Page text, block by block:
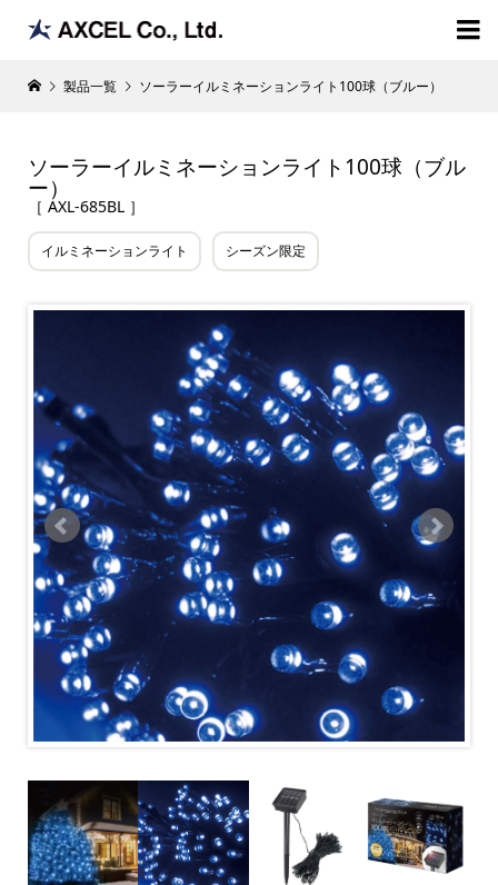

製品一覧 ソーラーイルミネーションライト100球（ブルー）
ソーラーイルミネーションライト100球（ブル
ー）
［ AXL-685BL ］
イルミネーションライト シーズン限定